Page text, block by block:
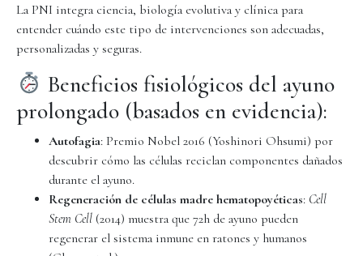
La PNI integra ciencia, biología evolutiva y clínica para
entender cuándo este tipo de intervenciones son adecuadas,
personalizadas y seguras.
Beneficios fisiológicos del ayuno
prolongado (basados en evidencia):
Autofagia: Premio Nobel 2016 (Yoshinori Ohsumi) por
descubrir cómo las células reciclan componentes dañados
durante el ayuno.
Regeneración de células madre hematopoyéticas: Cell
Stem Cell (2014) muestra que 72h de ayuno pueden
regenerar el sistema inmune en ratones y humanos